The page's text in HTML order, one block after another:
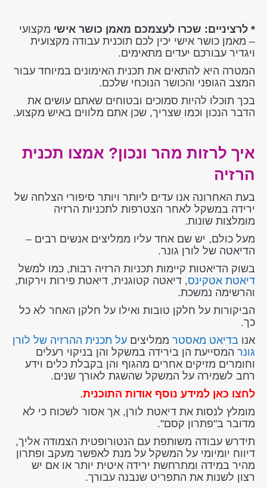
* לרציניים: שכרו לעצמכם מאמן כושר אישי מקצועי
– מאמן כושר אישי יכין לכם תוכנית עבודה מקצועית
ויגדיר עבורכם יעדים מתאימים.
המטרה היא להתאים את תכנית האימונים במיוחד עבור
המצב הגופני והכושר הנוכחי שלכם.
בכך תוכלו להיות סמוכים ובטוחים שאתם עושים את
הדבר הנכון וכמו שצריך, שכן אתם מלווים באיש מקצוע.
איך לרזות מהר ונכון? אמצו תכנית
הרזיה
בעת האחרונה אנו עדים ליותר ויותר סיפורי הצלחה של
ירידה במשקל לאחר הצטרפות לתכניות הרזיה
מומלצות שונות.
מעל כולם, יש שם אחד עליו ממליצים אנשים רבים –
הדיאטה של לורן גונר.
בשוק הדיאטות קיימות תכניות הרזיה רבות, כמו למשל
דיאטת אטקינס, דיאטה קטוגנית, דיאטת פירות וירקות,
והרשימה נמשכת.
הביקורות על חלקן טובות ואילו על חלקן האחר לא כל
כך.
אנו בדיאט מאסטר ממליצים על תכנית ההרזיה של לורן
גונר המסייעת הן בירידה במשקל והן בניקוי רעלים
וחומרים מזיקים אחרים מהגוף והן בקבלת כלים וידע
רחב לשמירה על המשקל שהשגת לאורך שנים.
לחצו כאן למידע נוסף אודות התוכנית.
מומלץ לנסות את דיאטת לורן, אך אסור לשכוח כי לא
מדובר ב"פתרון קסם".
תידרש עבודה משותפת עם הנטורופטית הצמודה אליך,
דיווח יומיומי על המשקל על מנת לאפשר מעקב ופתרון
מהיר במידה ומתרחשת ירידה איטית יותר או אם יש
רצון לשנות את התפריט שנבנה עבורך.